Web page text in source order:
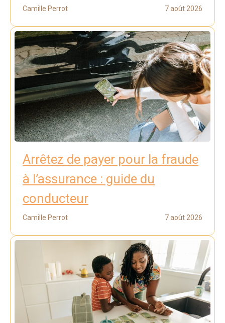
Camille Perrot 7 août 2026
Arrêtez de payer pour la fraude
à l’assurance : guide du
conducteur
Camille Perrot 7 août 2026